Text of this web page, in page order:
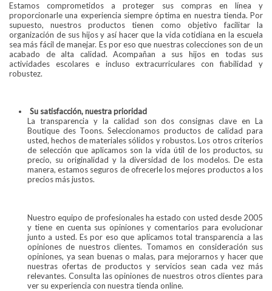
Estamos comprometidos a proteger sus compras en línea y
proporcionarle una experiencia siempre óptima en nuestra tienda. Por
supuesto, nuestros productos tienen como objetivo facilitar la
organización de sus hijos y así hacer que la vida cotidiana en la escuela
sea más fácil de manejar. Es por eso que nuestras colecciones son de un
acabado de alta calidad. Acompañan a sus hijos en todas sus
actividades escolares e incluso extracurriculares con fiabilidad y
robustez.
Su satisfacción, nuestra prioridad
La transparencia y la calidad son dos consignas clave en La
Boutique des Toons. Seleccionamos productos de calidad para
usted, hechos de materiales sólidos y robustos. Los otros criterios
de selección que aplicamos son la vida útil de los productos, su
precio, su originalidad y la diversidad de los modelos. De esta
manera, estamos seguros de ofrecerle los mejores productos a los
precios más justos.
Nuestro equipo de profesionales ha estado con usted desde 2005
y tiene en cuenta sus opiniones y comentarios para evolucionar
junto a usted. Es por eso que aplicamos total transparencia a las
opiniones de nuestros clientes. Tomamos en consideración sus
opiniones, ya sean buenas o malas, para mejorarnos y hacer que
nuestras ofertas de productos y servicios sean cada vez más
relevantes. Consulta las opiniones de nuestros otros clientes para
ver su experiencia con nuestra tienda online.